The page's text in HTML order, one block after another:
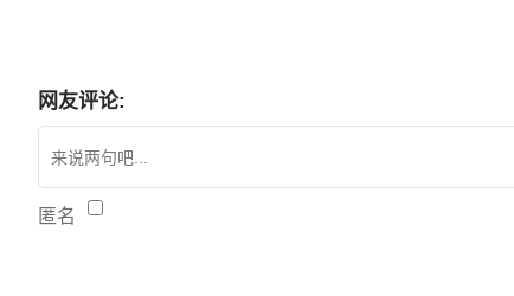
网友评论:
匿名